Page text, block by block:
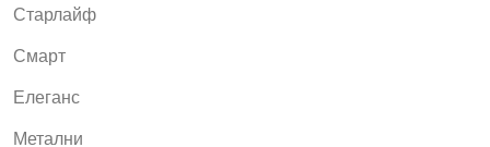
Старлайф
Смарт
Елеганс
Метални